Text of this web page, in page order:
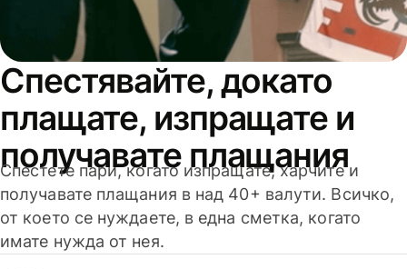
Спестявайте, докато
плащате, изпращате и
получавате плащания
Спестете пари, когато изпращате, харчите и
получавате плащания в над 40+ валути. Всичко,
от което се нуждаете, в една сметка, когато
имате нужда от нея.